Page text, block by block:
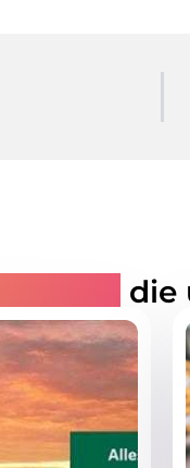
die